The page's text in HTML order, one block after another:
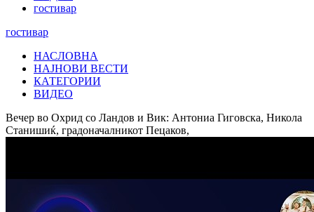
гостивар
гостивар
НАСЛОВНА
НАЈНОВИ ВЕСТИ
КАТЕГОРИИ
ВИДЕО
Вечер во Охрид со Ландов и Вик: Антониа Гиговска, Никола
Станишиќ, градоначалникот Пецаков,